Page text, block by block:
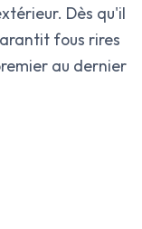
Dès qu'il
fous rires
au dernier